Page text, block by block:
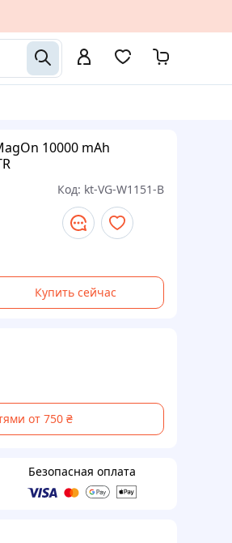
10000 mAh
Код: kt-VG-W1151-B
Купить сейчас
от 750 ₴
Безопасная оплата